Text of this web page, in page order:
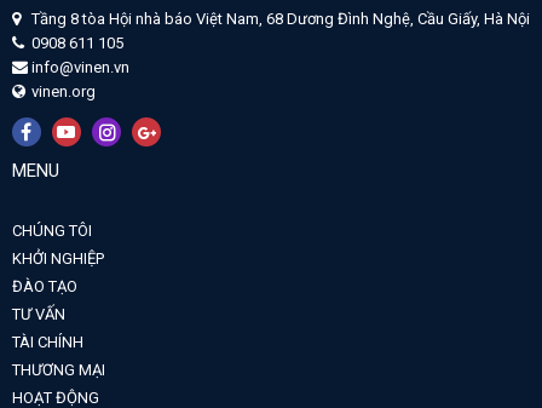
Tầng 8 tòa Hội nhà báo Việt Nam, 68 Dương Đình Nghệ, Cầu Giấy, Hà Nội
0908 611 105
info@vinen.vn
vinen.org
MENU
CHÚNG TÔI
KHỞI NGHIỆP
ĐÀO TẠO
TƯ VẤN
TÀI CHÍNH
THƯƠNG MẠI
HOẠT ĐỘNG